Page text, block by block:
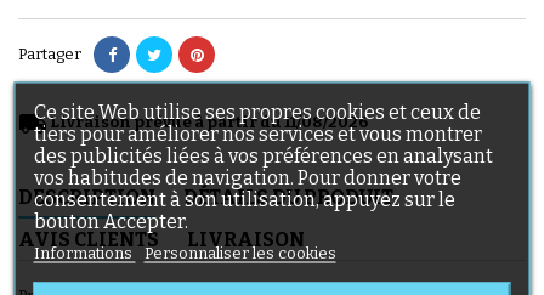
Partager
local_shippingLivraison prévue à partir du 11/08/2026
DESCRIPTION
DÉTAILS DU PRODUIT
AVIS CLIENTS
LIVRAISON
Ce site Web utilise ses propres cookies et ceux de
tiers pour améliorer nos services et vous montrer
des publicités liées à vos préférences en analysant
vos habitudes de navigation. Pour donner votre
consentement à son utilisation, appuyez sur le
bouton Accepter.
Informations Personnaliser les cookies